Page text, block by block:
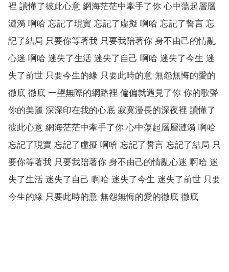
裡 讀懂了彼此心意 網海茫茫中牽手了你 心中蕩起層層
漣漪 啊哈 忘記了現實 忘記了虛擬 啊哈 忘記了誓言 忘
記了結局 只要你等著我 只要我陪著你 身不由己的情亂
心迷 啊哈 迷失了生活 迷失了自己 啊哈 迷失了今生 迷
失了前世 只要今生的緣 只要此時的意 無怨無悔的愛的
徹底 徹底 一望無際的網路裡 偏偏就遇見了你 你的歌聲
你的美麗 深深印在我的心底 寂寞漫長的深夜裡 讀懂了
彼此心意 網海茫茫中牽手了你 心中蕩起層層漣漪 啊哈
忘記了現實 忘記了虛擬 啊哈 忘記了誓言 忘記了結局 只
要你等著我 只要我陪著你 身不由己的情亂心迷 啊哈 迷
失了生活 迷失了自己 啊哈 迷失了今生 迷失了前世 只要
今生的緣 只要此時的意 無怨無悔的愛的徹底 徹底